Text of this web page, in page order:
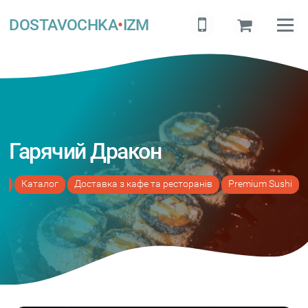
DOSTAVOCHKA•IZM
Гарячий Дракон
Каталог Доставка з кафе та ресторанів Premium Sushi